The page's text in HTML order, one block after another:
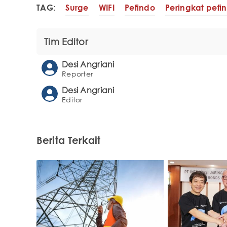
TAG: Surge WIFI Pefindo Peringkat
Tim Editor
Desi Angriani
Reporter
Desi Angriani
Editor
Berita Terkait